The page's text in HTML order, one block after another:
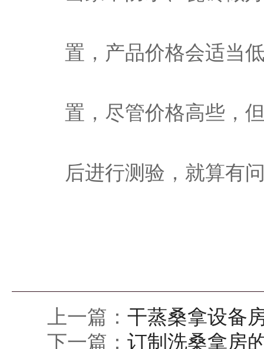
置，产品价格会适当
置，尽管价格高些，
后进行测验，就算有
上一篇： 干蒸桑拿设备
下一篇： 订制洗桑拿房